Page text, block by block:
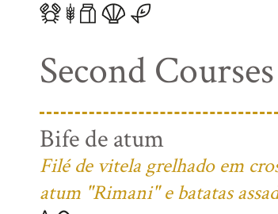
Second Courses
Bife de atum
Filé de vitela grelhado em
atum "Rimani" e batatas